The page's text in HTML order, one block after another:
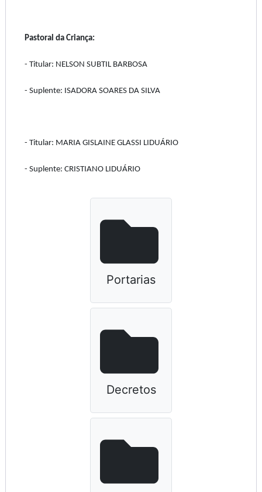
Pastoral da Criança:
- Titular: NELSON SUBTIL BARBOSA
- Suplente: ISADORA SOARES DA SILVA
- Titular: MARIA GISLAINE GLASSI LIDUÁRIO
- Suplente: CRISTIANO LIDUÁRIO
Portarias
Decretos